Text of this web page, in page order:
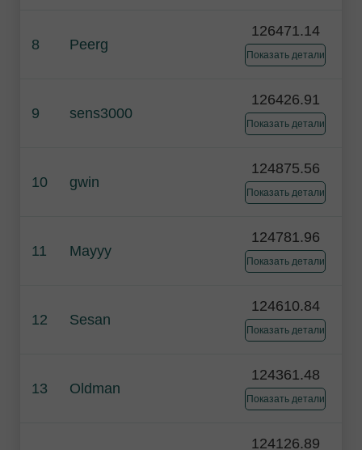
8 Peerg
126471.14
Показать детали
9 sens3000
126426.91
Показать детали
10 gwin
124875.56
Показать детали
11 Mayyy
124781.96
Показать детали
12 Sesan
124610.84
Показать детали
13 Oldman
124361.48
Показать детали
124126.89